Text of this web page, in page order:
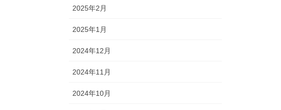
2025年2月
2025年1月
2024年12月
2024年11月
2024年10月